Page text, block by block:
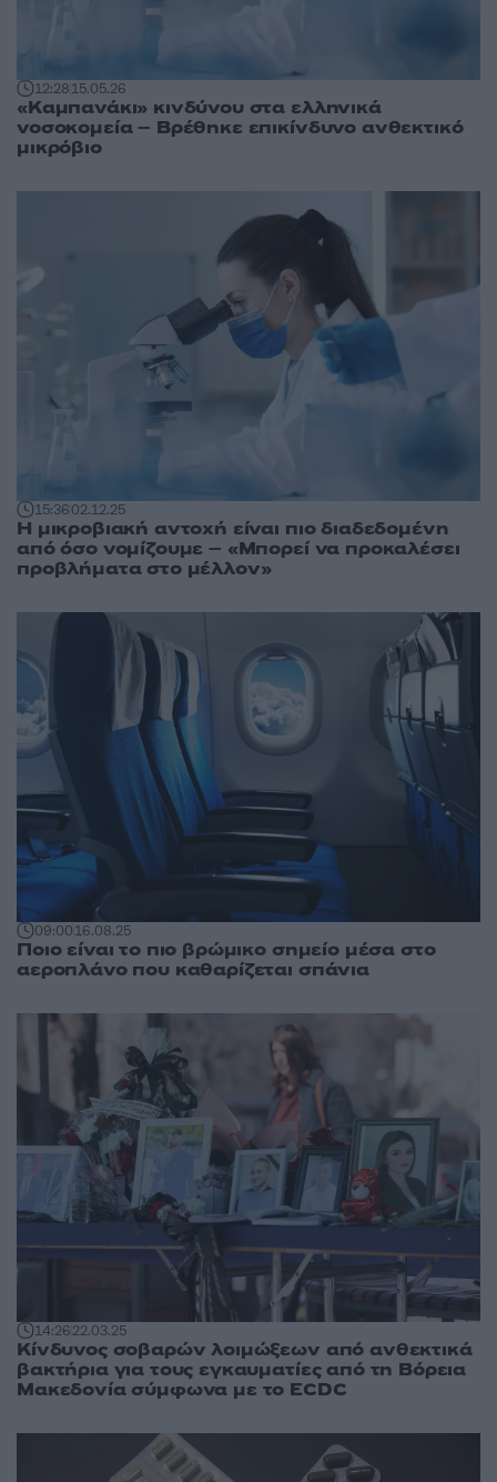
12:2815.05.26
«Καμπανάκι» κινδύνου στα ελληνικά
νοσοκομεία – Βρέθηκε επικίνδυνο ανθεκτικό
μικρόβιο
15:3602.12.25
Η μικροβιακή αντοχή είναι πιο διαδεδομένη
από όσο νομίζουμε – «Μπορεί να προκαλέσει
προβλήματα στο μέλλον»
09:0016.08.25
Ποιο είναι το πιο βρώμικο σημείο μέσα στο
αεροπλάνο που καθαρίζεται σπάνια
14:2622.03.25
Κίνδυνος σοβαρών λοιμώξεων από ανθεκτικά
βακτήρια για τους εγκαυματίες από τη Βόρεια
Μακεδονία σύμφωνα με το ECDC